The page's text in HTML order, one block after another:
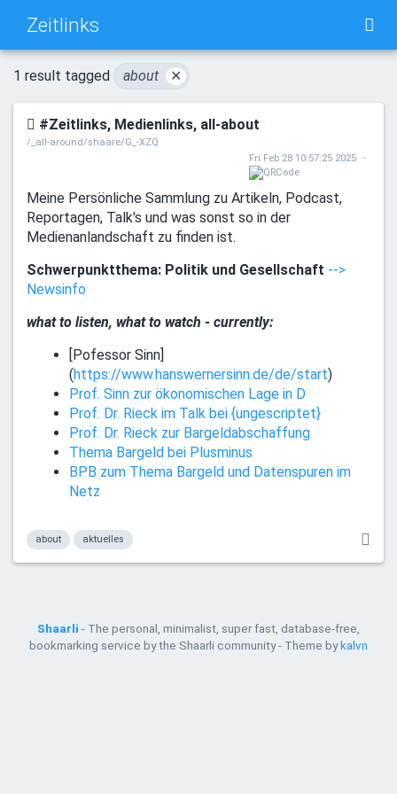
Zeitlinks
TAG CLOUD
DAILY
1 result tagged about ✕
#Zeitlinks, Medienlinks, all-about
/_all-around/shaare/G_-XZQ
Fri Feb 28 10:57:25 2025
Meine Persönliche Sammlung zu Artikeln, Podcast,
Reportagen, Talk's und was sonst so in der
Medienanlandschaft zu finden ist.
Schwerpunktthema: Politik und Gesellschaft -->
Newsinfo
what to listen, what to watch - currently:
[Pofessor Sinn]
(https://www.hanswernersinn.de/de/start)
Prof. Sinn zur ökonomischen Lage in D
Prof. Dr. Rieck im Talk bei {ungescriptet}
Prof. Dr. Rieck zur Bargeldabschaffung
Thema Bargeld bei Plusminus
BPB zum Thema Bargeld und Datenspuren im
Netz
about aktuelles
Shaarli - The personal, minimalist, super fast, database-free,
bookmarking service by the Shaarli community - Theme bykalvn